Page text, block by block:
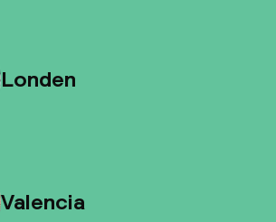
Londen
Valencia